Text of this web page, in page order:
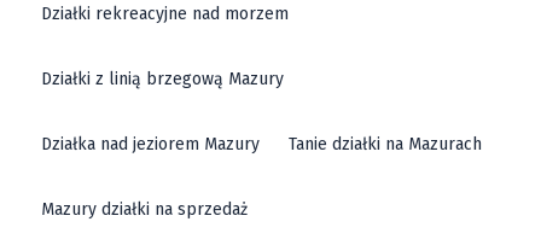
Działki rekreacyjne nad morzem
Działki z linią brzegową Mazury
Działka nad jeziorem Mazury Tanie działki na Mazurach
Mazury działki na sprzedaż